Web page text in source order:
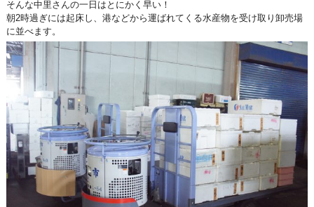
そんな中里さんの一日はとにかく早い！
朝2時過ぎには起床し、港などから運ばれてくる水産物を受け取り卸売場
に並べます。